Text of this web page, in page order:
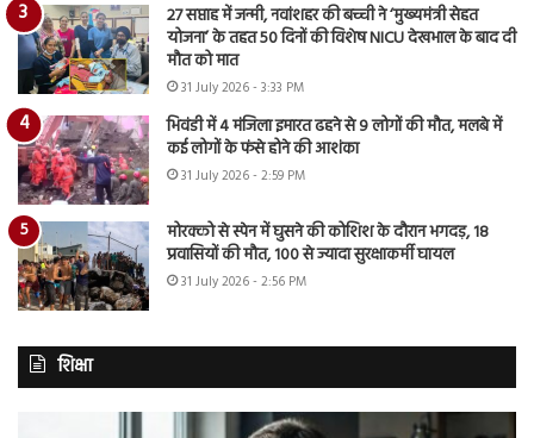
27 सप्ताह में जन्मी, नवांशहर की बच्ची ने ‘मुख्यमंत्री सेहत
योजना’ के तहत 50 दिनों की विशेष NICU देखभाल के बाद दी
मौत को मात
31 July 2026 - 3:33 PM
भिवंडी में 4 मंजिला इमारत ढहने से 9 लोगों की मौत, मलबे में
कई लोगों के फंसे होने की आशंका
31 July 2026 - 2:59 PM
मोरक्को से स्पेन में घुसने की कोशिश के दौरान भगदड़, 18
प्रवासियों की मौत, 100 से ज्यादा सुरक्षाकर्मी घायल
31 July 2026 - 2:56 PM
शिक्षा